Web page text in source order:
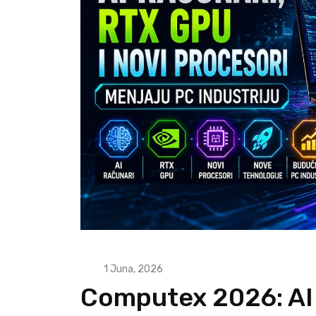
1 Juna, 2026
Computex 2026: AI